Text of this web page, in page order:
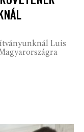
Luis